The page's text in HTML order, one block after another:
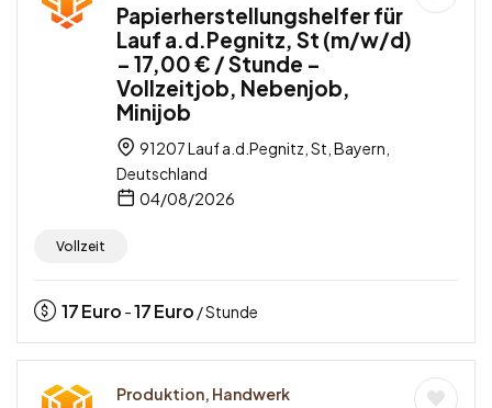
Papierherstellungshelfer für
Lauf a.d.Pegnitz, St (m/w/d)
– 17,00 € / Stunde –
Vollzeitjob, Nebenjob,
Minijob
91207 Lauf a.d.Pegnitz, St, Bayern,
Deutschland
04/08/2026
Vollzeit
17Euro -17Euro / Stunde
Produktion, Handwerk